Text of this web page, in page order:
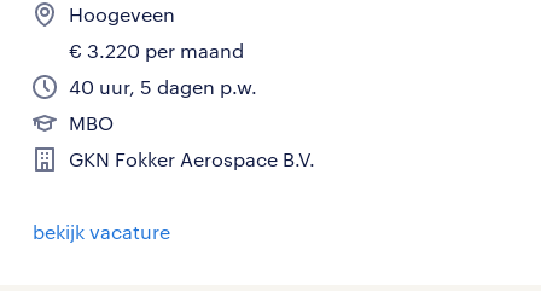
Hoogeveen
€ 3.220 per maand
40 uur, 5 dagen p.w.
MBO
GKN Fokker Aerospace B.V.
bekijk vacature